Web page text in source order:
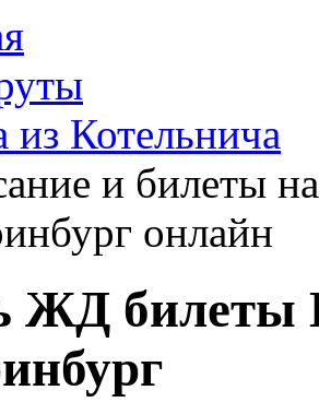
из Котельнича
и билеты
онлайн
ЖД билеты